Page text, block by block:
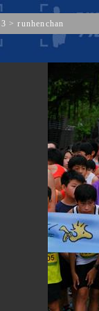
>runhenchan